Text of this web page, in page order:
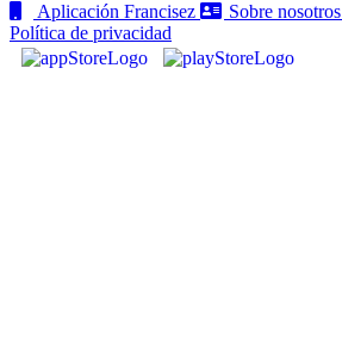
Aplicación Francisez
Sobre nosotros
Política de privacidad